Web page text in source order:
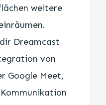
weitere
Dreamcast
von
Google Meet,